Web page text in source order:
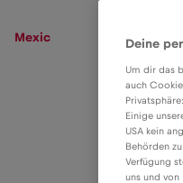
Mexic
4€
Deine
Um dir das
auch
Einige
USA kein
Behörden
Verfügung
uns und von